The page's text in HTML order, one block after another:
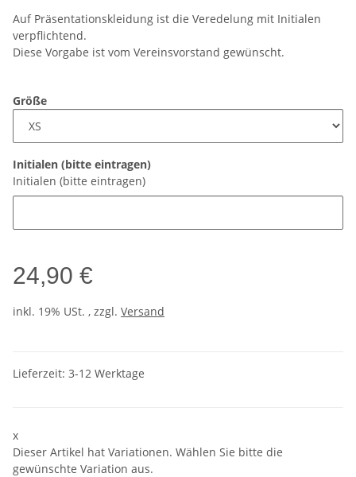
Auf Präsentationskleidung ist die Veredelung mit Initialen
verpflichtend.
Diese Vorgabe ist vom Vereinsvorstand gewünscht.
Größe
Initialen (bitte eintragen)
Initialen (bitte eintragen)
24,90 €
inkl. 19% USt. , zzgl. Versand
Lieferzeit: 3-12 Werktage
x
Dieser Artikel hat Variationen. Wählen Sie bitte die
gewünschte Variation aus.